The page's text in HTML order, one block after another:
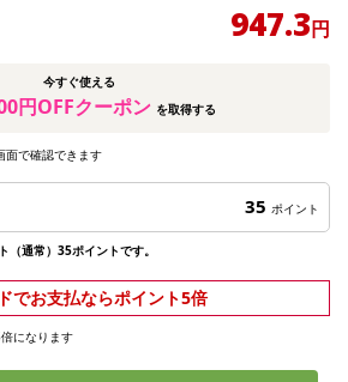
947.3円
今すぐ使える
円OFFクーポン を取得する
面で確認できます
35 ポイント
通常）35ポイントです。
でお支払ならポイント5倍
になります